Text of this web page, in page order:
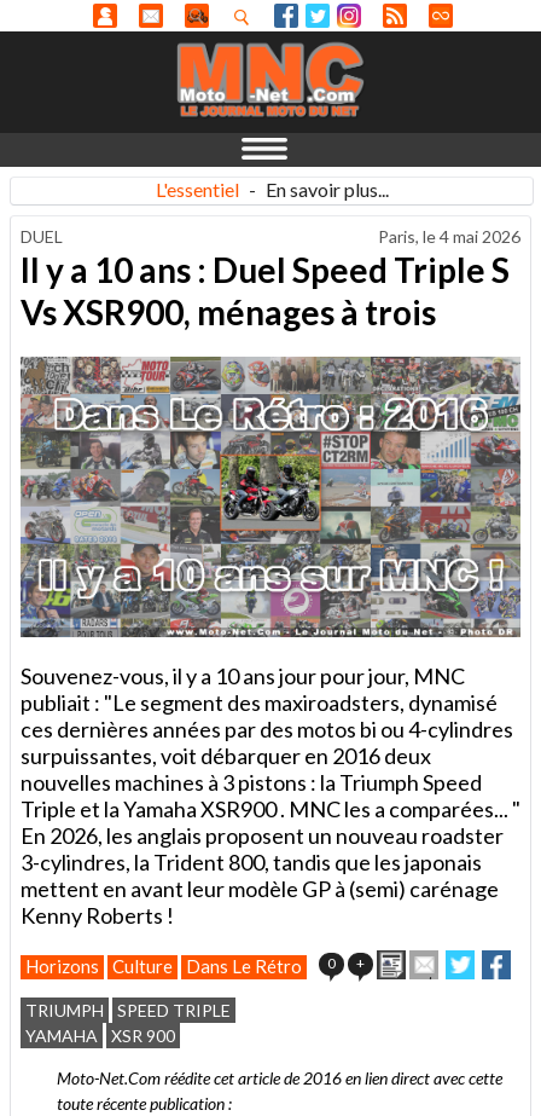
L'essentiel - En savoir plus...
DUEL Paris, le4 mai 2026
Il y a 10 ans : Duel Speed Triple S
Vs XSR900, ménages à trois
Souvenez-vous, il y a 10 ans jour pour jour, MNC
publiait : "Le segment des maxiroadsters, dynamisé
ces dernières années par des motos bi ou 4-cylindres
surpuissantes, voit débarquer en 2016 deux
nouvelles machines à 3 pistons : la Triumph Speed
Triple et la Yamaha XSR900 . MNC les a comparées... "
En 2026, les anglais proposent un nouveau roadster
3-cylindres, la Trident 800, tandis que les japonais
mettent en avant leur modèle GP à (semi) carénage
Kenny Roberts !
Horizons Culture Dans Le Rétro 0 + ImprimerEnvoyer
cet
Partager
sur
sur
TRIUMPH
SPEED TRIPLE
YAMAHA
XSR 900
Moto-Net.Com réédite cet article de 2016 en lien direct avec cette
toute récente publication :